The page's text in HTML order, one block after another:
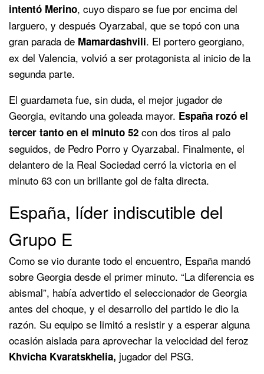
intentó Merino, cuyo disparo se fue por encima del
larguero, y después Oyarzabal, que se topó con una
gran parada de Mamardashvili. El portero georgiano,
ex del Valencia, volvió a ser protagonista al inicio de la
segunda parte.
El guardameta fue, sin duda, el mejor jugador de
Georgia, evitando una goleada mayor. España rozó el
tercer tanto en el minuto 52 con dos tiros al palo
seguidos, de Pedro Porro y Oyarzabal. Finalmente, el
delantero de la Real Sociedad cerró la victoria en el
minuto 63 con un brillante gol de falta directa.
España, líder indiscutible del
Grupo E
Como se vio durante todo el encuentro, España mandó
sobre Georgia desde el primer minuto. “La diferencia es
abismal”, había advertido el seleccionador de Georgia
antes del choque, y el desarrollo del partido le dio la
razón. Su equipo se limitó a resistir y a esperar alguna
ocasión aislada para aprovechar la velocidad del feroz
Khvicha Kvaratskhelia, jugador del PSG.